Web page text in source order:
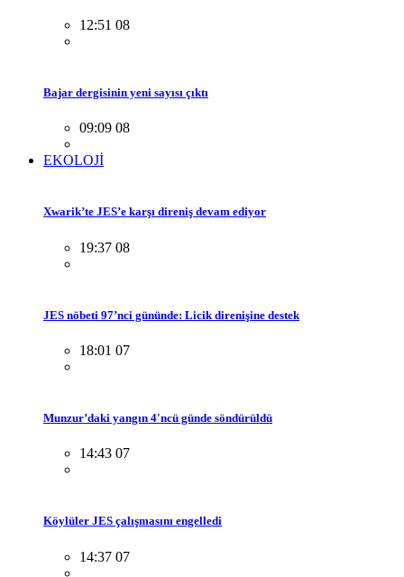
12:51 08
Bajar dergisinin yeni sayısı çıktı
09:09 08
EKOLOJİ
Xwarik’te JES’e karşı direniş devam ediyor
19:37 08
JES nöbeti 97’nci gününde: Licik direnişine destek
18:01 07
Munzur’daki yangın 4'ncü günde söndürüldü
14:43 07
Köylüler JES çalışmasını engelledi
14:37 07